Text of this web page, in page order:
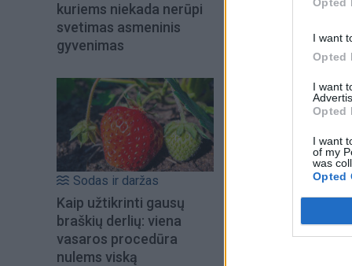
I want
Opted
I want
Opted
I want
of my
was
Opted
kuriems niekada nerūpi
svetimas asmeninis
gyvenimas
Sodas ir daržas
Kaip užtikrinti gausų
braškių derlių: viena
vasaros procedūra
nulems viską
Šiuo metu